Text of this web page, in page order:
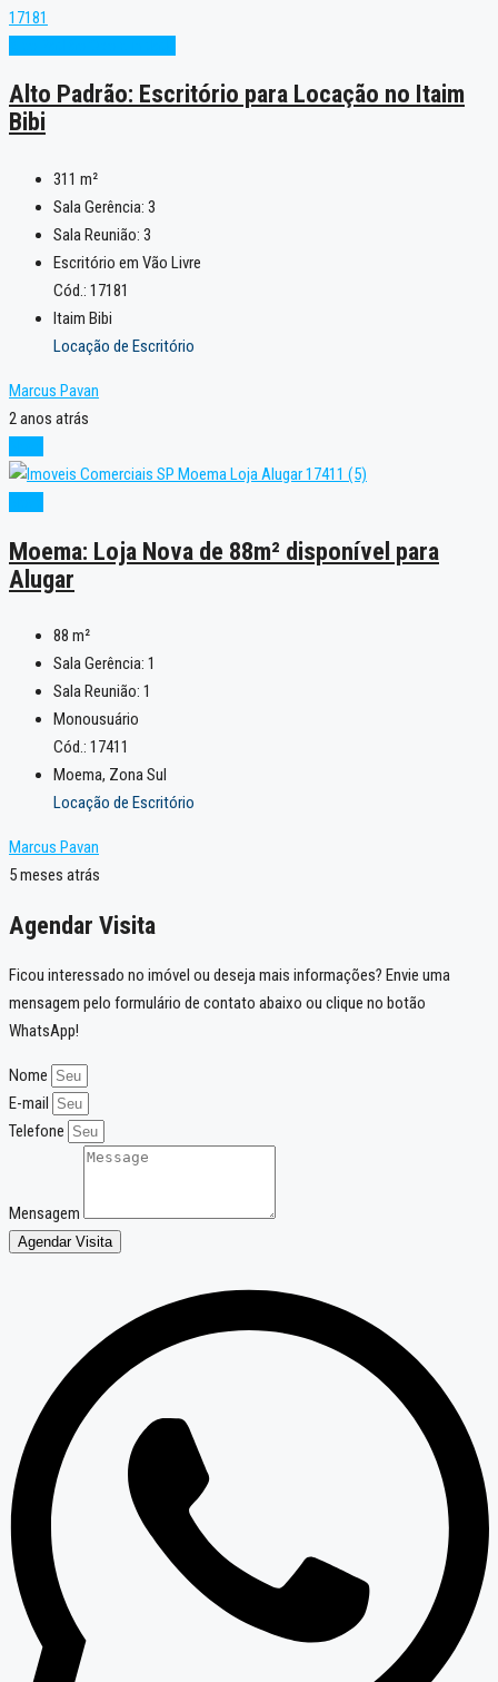
Alto Padrão: Escritório para Locação no Itaim
Bibi
311 m²
Sala Gerência: 3
Sala Reunião: 3
Escritório em Vão Livre
Cód.: 17181
Itaim Bibi
Locação de Escritório
Marcus Pavan
2 anos atrás
Moema: Loja Nova de 88m² disponível para
Alugar
88 m²
Sala Gerência: 1
Sala Reunião: 1
Monousuário
Cód.: 17411
Moema, Zona Sul
Locação de Escritório
Marcus Pavan
5 meses atrás
Agendar Visita
Ficou interessado no imóvel ou deseja mais informações? Envie uma
mensagem pelo formulário de contato abaixo ou clique no botão
WhatsApp!
Nome
E-mail
Telefone
Mensagem
Agendar Visita